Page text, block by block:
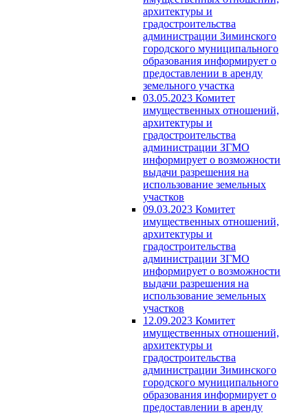
архитектуры и
градостроительства
администрации Зиминского
городского муниципального
образования информирует о
предоставлении в аренду
земельного участка
03.05.2023 Комитет
имущественных отношений,
архитектуры и
градостроительства
администрации ЗГМО
информирует о возможности
выдачи разрешения на
использование земельных
участков
09.03.2023 Комитет
имущественных отношений,
архитектуры и
градостроительства
администрации ЗГМО
информирует о возможности
выдачи разрешения на
использование земельных
участков
12.09.2023 Комитет
имущественных отношений,
архитектуры и
градостроительства
администрации Зиминского
городского муниципального
образования информирует о
предоставлении в аренду